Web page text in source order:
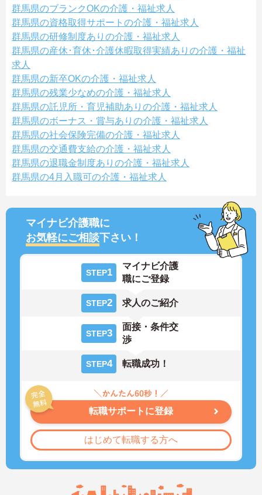
群馬県のブランクOKの介護・福祉求人
群馬県の資格取得サポートの介護・福祉求人
群馬県の研修制度ありの介護・福祉求人
群馬県の産休･育休･介護休暇取得実績ありの介護・福祉
求人
群馬県の新卒OKの介護・福祉求人
群馬県の残業少なめの介護・福祉求人
群馬県の託児所・育児補助ありの介護・福祉求人
群馬県のボーナス・賞与ありの介護・福祉求人
群馬県の社会保険完備の介護・福祉求人
群馬県の交通費支給の介護・福祉求人
群馬県の退職金制度ありの介護・福祉求人
群馬県の4月入職可の介護・福祉求人
マイナビ介護職に
お気軽にご相談下さい！
STEP1
マイナビ介護
職にご登録
STEP2 求人のご紹介
STEP3
面接・条件交
渉
STEP4 転職成功！
転職サポートに登録
はじめて転職する方へ